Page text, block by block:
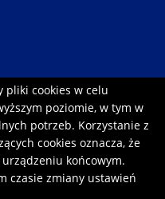
pliki cookies w celu
poziomie, w tym w
potrzeb. Korzystanie z
cookies oznacza, że
końcowym.
czasie zmiany ustawień